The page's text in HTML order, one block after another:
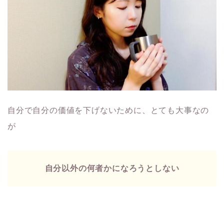
自分で自分の価値を下げないために、とても大事なの
が
自分以外の何者かになろうとしない